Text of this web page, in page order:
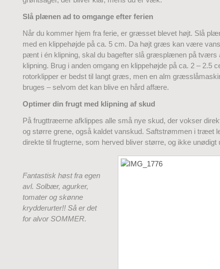
Slå plænen ad to omgange efter ferien
Når du kommer hjem fra ferie, er græsset blevet højt. Slå
med en klippehøjde på ca. 5 cm. Da højt græs kan være
pænt i én klipning, skal du bagefter slå græsplænen på tværs
klipning. Brug i anden omgang en klippehøjde på ca. 2 – 2.5
rotorklipper er bedst til langt græs, men en alm
bruges – selvom det kan blive en hård affære.
Optimer din frugt med klipning af skud
På frugttræerne afklippes alle små nye skud, der vokser
og større grene, også kaldet vanskud. Saftstrømmen i træet
direkte til frugterne, som herved bliver større, og ikke unødigt
Fantastisk høst fra egen
avl. Solbær, agurker,
tomater og skønne
krydderurter!! Så er det
for alvor SOMMER.